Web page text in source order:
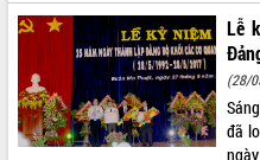
Đắk Lắk thời kỳ 2021-2030, tầm nhìn
đến năm 2050
Phát động chiến dịch 30 ngày đêm
giải phóng mặt bằng Tuyến đường bộ
ven biển
Đắk Lắk nỗ lực thúc đẩy tăng trưởng
Lễ
(28/
đã